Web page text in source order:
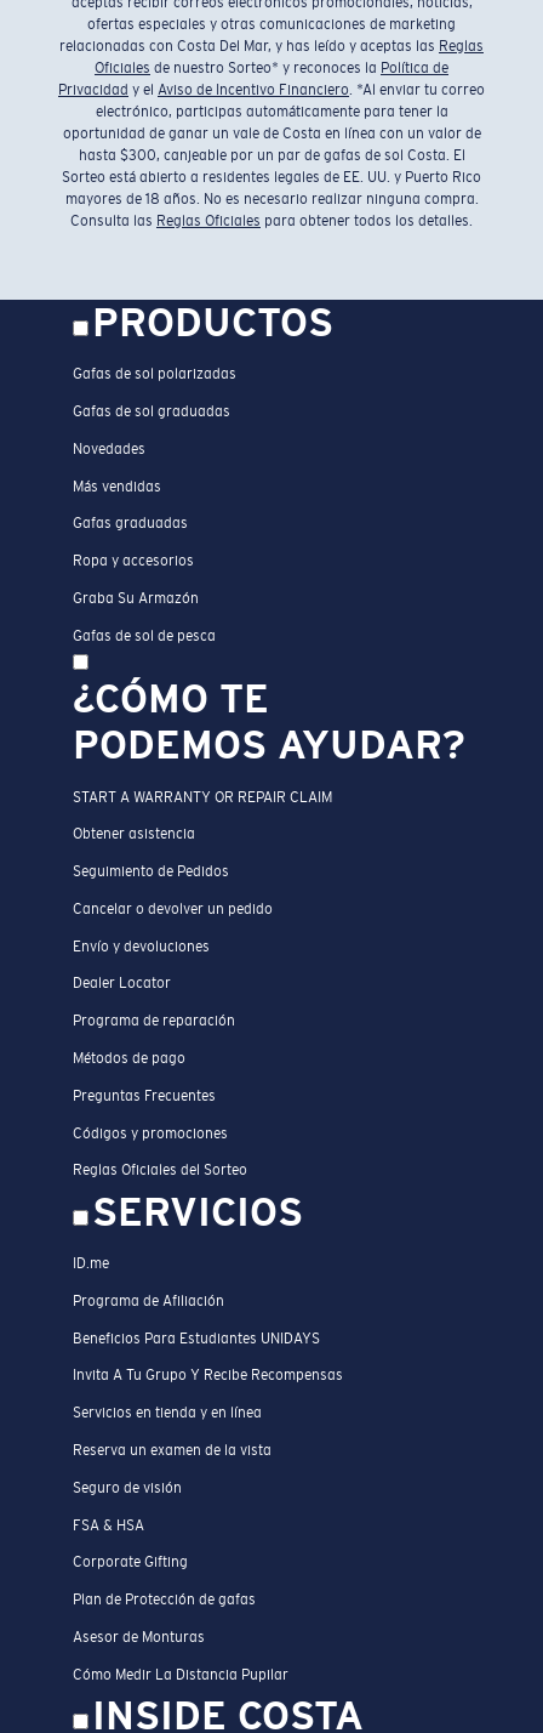
ofertas especiales y otras comunicaciones de marketing
relacionadas con Costa Del Mar, y has leído y aceptas las Reglas
Oficiales de nuestro Sorteo* y reconoces la Política de
Privacidad y el Aviso de Incentivo Financiero. *Al enviar tu correo
electrónico, participas automáticamente para tener la
oportunidad de ganar un vale de Costa en línea con un valor de
hasta $300, canjeable por un par de gafas de sol Costa. El
Sorteo está abierto a residentes legales de EE. UU. y Puerto Rico
mayores de 18 años. No es necesario realizar ninguna compra.
Consulta las Reglas Oficiales para obtener todos los detalles.
PRODUCTOS
Gafas de sol polarizadas
Gafas de sol graduadas
Novedades
Más vendidas
Gafas graduadas
Ropa y accesorios
Graba Su Armazón
Gafas de sol de pesca
¿CÓMO TE
PODEMOS AYUDAR?
START A WARRANTY OR REPAIR CLAIM
Obtener asistencia
Seguimiento de Pedidos
Cancelar o devolver un pedido
Envío y devoluciones
Dealer Locator
Programa de reparación
Métodos de pago
Preguntas Frecuentes
Códigos y promociones
Reglas Oficiales del Sorteo
SERVICIOS
ID.me
Programa de Afiliación
Beneficios Para Estudiantes UNIDAYS
Invita A Tu Grupo Y Recibe Recompensas
Servicios en tienda y en línea
Reserva un examen de la vista
Seguro de visión
FSA & HSA
Corporate Gifting
Plan de Protección de gafas
Asesor de Monturas
Cómo Medir La Distancia Pupilar
INSIDE COSTA